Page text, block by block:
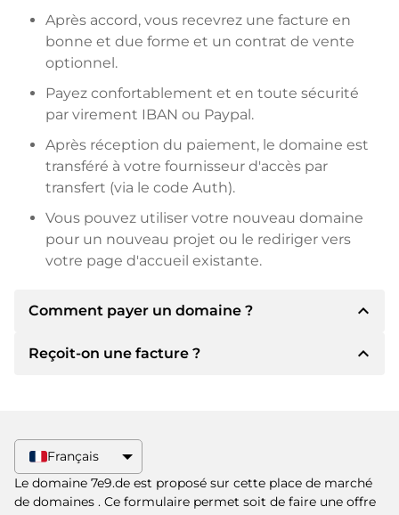
Après accord, vous recevrez une facture en
bonne et due forme et un contrat de vente
optionnel.
Payez confortablement et en toute sécurité
par virement IBAN ou Paypal.
Après réception du paiement, le domaine est
transféré à votre fournisseur d'accès par
transfert (via le code Auth).
Vous pouvez utiliser votre nouveau domaine
pour un nouveau projet ou le rediriger vers
votre page d'accueil existante.
Comment payer un domaine ? expand_less
Après un accord, le titulaire vous
proposera Paypal ou d'autres méthodes de
paiement.
Veuillez toujours mentionner le nom de
Reçoit-on une facture ? expand_less
élevé, vous recevrez également un contrat de
vente supplémentaire si vous le souhaitez.
Français
Le domaine 7e9.de est proposé sur cette place de marché
de domaines . Ce formulaire permet soit de faire une offre